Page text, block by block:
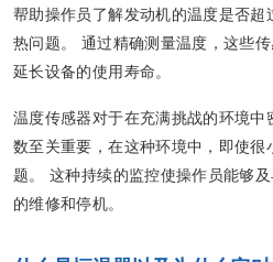
帮助操作员了解发动机的温度是否超
热问题。 通过精确测量温度，这些
延长设备的使用寿命。
温度传感器对于在充满挑战的环境
数至关重要，在这种环境中，即使很
题。 这种持续的监控使操作员能够
的维修和停机。